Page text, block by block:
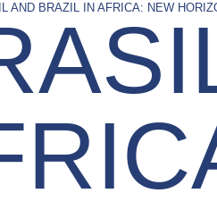
AND BRAZIL IN AFRICA: NEW